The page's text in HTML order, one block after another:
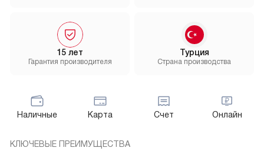
15 лет
Гарантия производителя
Турция
Страна производства
Наличные Карта Счет Онлайн
КЛЮЧЕВЫЕ ПРЕИМУЩЕСТВА